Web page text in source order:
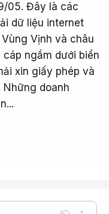
05. Đây là các
dữ liệu internet
Vịnh và châu
ngầm dưới biển
xin giấy phép và
Những doanh